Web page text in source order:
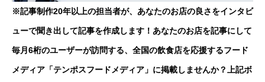
※記事制作20年以上の担当者が、あなたのお店の良さをインタビ
ューで聞き出して記事を作成します！あなたのお店を記事にして
毎月6桁のユーザーが訪問する、全国の飲食店を応援するフード
メディア「テンポスフードメディア」に掲載しませんか？上記ボ